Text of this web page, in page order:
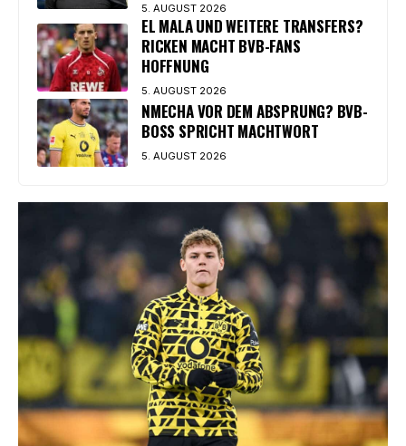
5. AUGUST 2026
EL MALA UND WEITERE TRANSFERS?
RICKEN MACHT BVB-FANS
HOFFNUNG
5. AUGUST 2026
NMECHA VOR DEM ABSPRUNG? BVB-
BOSS SPRICHT MACHTWORT
5. AUGUST 2026